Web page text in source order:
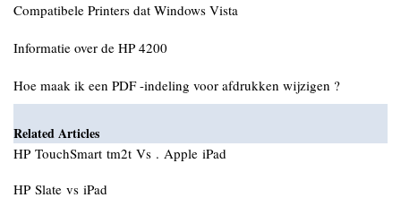
Compatibele Printers dat Windows Vista
Informatie over de HP 4200
Hoe maak ik een PDF -indeling voor afdrukken wijzigen ?
Related Articles
HP TouchSmart tm2t Vs . Apple iPad
HP Slate vs iPad